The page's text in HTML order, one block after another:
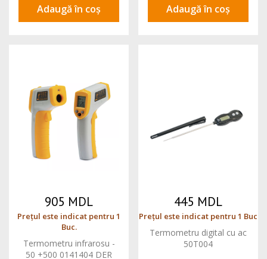
Adaugă în coș Adaugă în coș
905 MDL
Prețul este indicat pentru 1
Buc.
Termometru infrarosu -
50 +500 0141404 DER
445 MDL
Prețul este indicat pentru 1 Buc
Termometru digital cu ac
50T004